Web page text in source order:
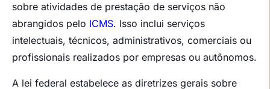
sobre atividades de prestação de serviços não
abrangidos pelo ICMS. Isso inclui serviços
intelectuais, técnicos, administrativos, comerciais ou
profissionais realizados por empresas ou autônomos.
A lei federal estabelece as diretrizes gerais sobre